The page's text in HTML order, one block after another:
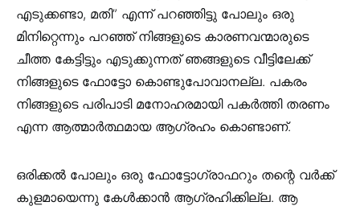
എടുക്കണ്ടാ, മതി” എന്ന് പറഞ്ഞിട്ടു പോലും ഒരു
മിനിറ്റെന്നും പറഞ്ഞ് നിങ്ങളുടെ കാരണവന്മാരുടെ
ചീത്ത കേട്ടിട്ടും എടുക്കുന്നത് ഞങ്ങളുടെ വീട്ടിലേക്ക്
നിങ്ങളുടെ ഫോട്ടോ കൊണ്ടുപോവാനല്ല. പകരം
നിങ്ങളുടെ പരിപാടി മനോഹരമായി പകർത്തി തരണം
എന്ന ആത്മാർത്ഥമായ ആഗ്രഹം കൊണ്ടാണ്.
ഒരിക്കൽ പോലും ഒരു ഫോട്ടോഗ്രാഫറും തന്റെ വർക്ക്‌
കുളമായെന്നു കേൾക്കാൻ ആഗ്രഹിക്കില്ല. ആ